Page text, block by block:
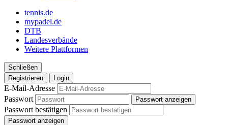
tennis.de
mypadel.de
DTB
Landesverbände
Weitere Plattformen
Schließen
Registrieren
Login
E-Mail-Adresse
Passwort
Passwort anzeigen
Passwort bestätigen
Passwort anzeigen